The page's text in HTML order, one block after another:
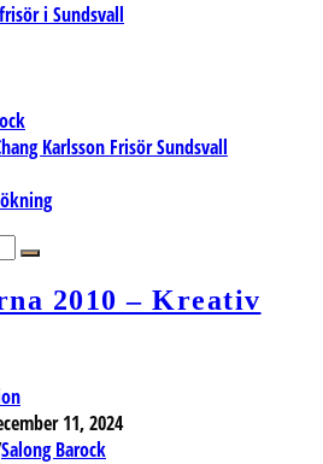
i Sundsvall
Karlsson Frisör Sundsvall
2010 – Kreativ
11, 2024
Salong Barock